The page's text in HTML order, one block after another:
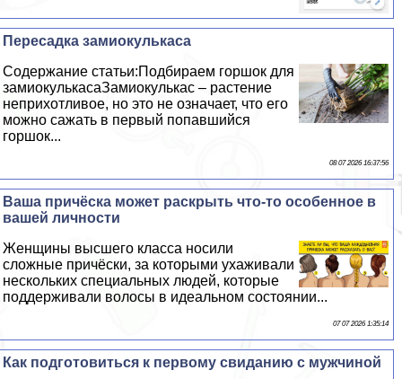
Пересадка замиокулькаса
Содержание статьи:Подбираем горшок для
замиокулькасаЗамиокулькас – растение
неприхотливое, но это не означает, что его
можно сажать в первый попавшийся
горшок...
08 07 2026 16:37:56
Ваша причёска может раскрыть что-то особенное в
вашей личности
Женщины высшего класса носили
сложные причёски, за которыми ухаживали
нескольких специальных людей, которые
поддерживали волосы в идеальном состоянии...
07 07 2026 1:35:14
Как подготовиться к первому свиданию с мужчиной